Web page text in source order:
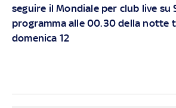
seguire il Mondiale per club live su
programma alle 00.30 della notte
domenica 12